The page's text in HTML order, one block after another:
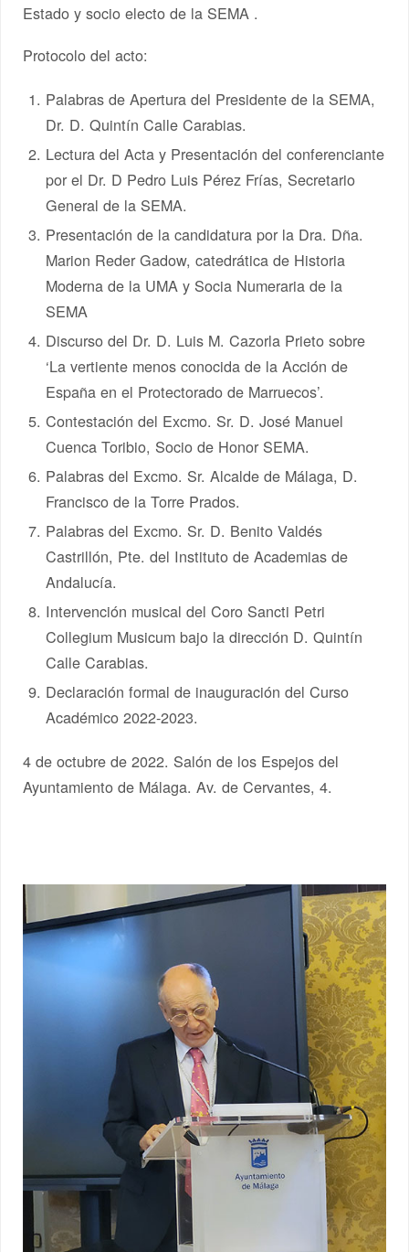
Estado y socio electo de la SEMA .
Protocolo del acto:
Palabras de Apertura del Presidente de la SEMA,
Dr. D. Quintín Calle Carabias.
Lectura del Acta y Presentación del conferenciante
por el Dr. D Pedro Luis Pérez Frías, Secretario
General de la SEMA.
Presentación de la candidatura por la Dra. Dña.
Marion Reder Gadow, catedrática de Historia
Moderna de la UMA y Socia Numeraria de la
SEMA
Discurso del Dr. D. Luis M. Cazorla Prieto sobre
‘La vertiente menos conocida de la Acción de
España en el Protectorado de Marruecos’.
Contestación del Excmo. Sr. D. José Manuel
Cuenca Toribio, Socio de Honor SEMA.
Palabras del Excmo. Sr. Alcalde de Málaga, D.
Francisco de la Torre Prados.
Palabras del Excmo. Sr. D. Benito Valdés
Castrillón, Pte. del Instituto de Academias de
Andalucía.
Intervención musical del Coro Sancti Petri
Collegium Musicum bajo la dirección D. Quintín
Calle Carabias.
Declaración formal de inauguración del Curso
Académico 2022-2023.
4 de octubre de 2022. Salón de los Espejos del
Ayuntamiento de Málaga. Av. de Cervantes, 4.